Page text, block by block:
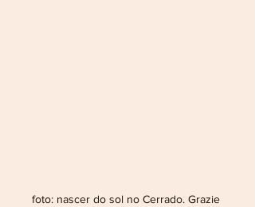
foto: nascer do sol no Cerrado. Grazie